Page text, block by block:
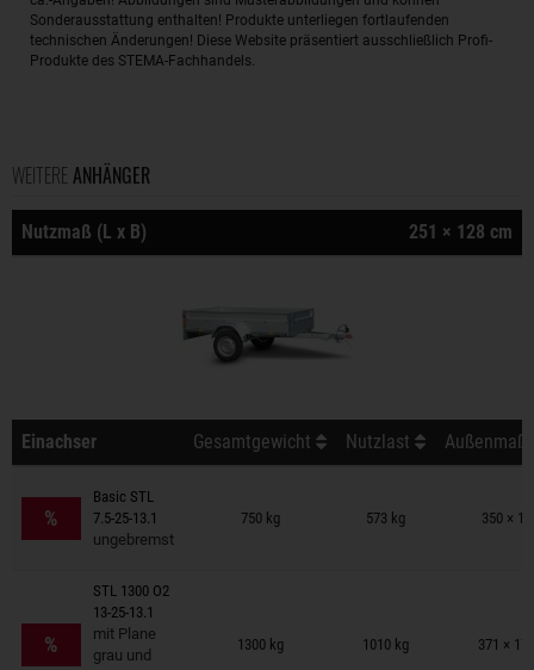
Sonderausstattung enthalten! Produkte unterliegen fortlaufenden
technischen Änderungen! Diese Website präsentiert ausschließlich Profi-
Produkte des STEMA-Fachhandels.
WEITERE ANHÄNGER
Nutzmaß (L x B) 251 × 128 cm
Einachser Gesamtgewicht Nutzlast Außenmaß
%
Basic STL
7.5-25-13.1
ungebremst
750 kg 573 kg 350 ×
Anhänger auf Merkzettel
%
STL 1300 O2
13-25-13.1
mit Plane
grau und
1300 kg 1010 kg 371 ×
Anhänger auf Merkzettel